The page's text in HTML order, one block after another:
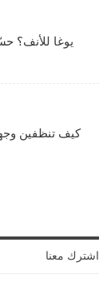
يوغا للأنف؟
كيف تنظفين
اشترك معنا